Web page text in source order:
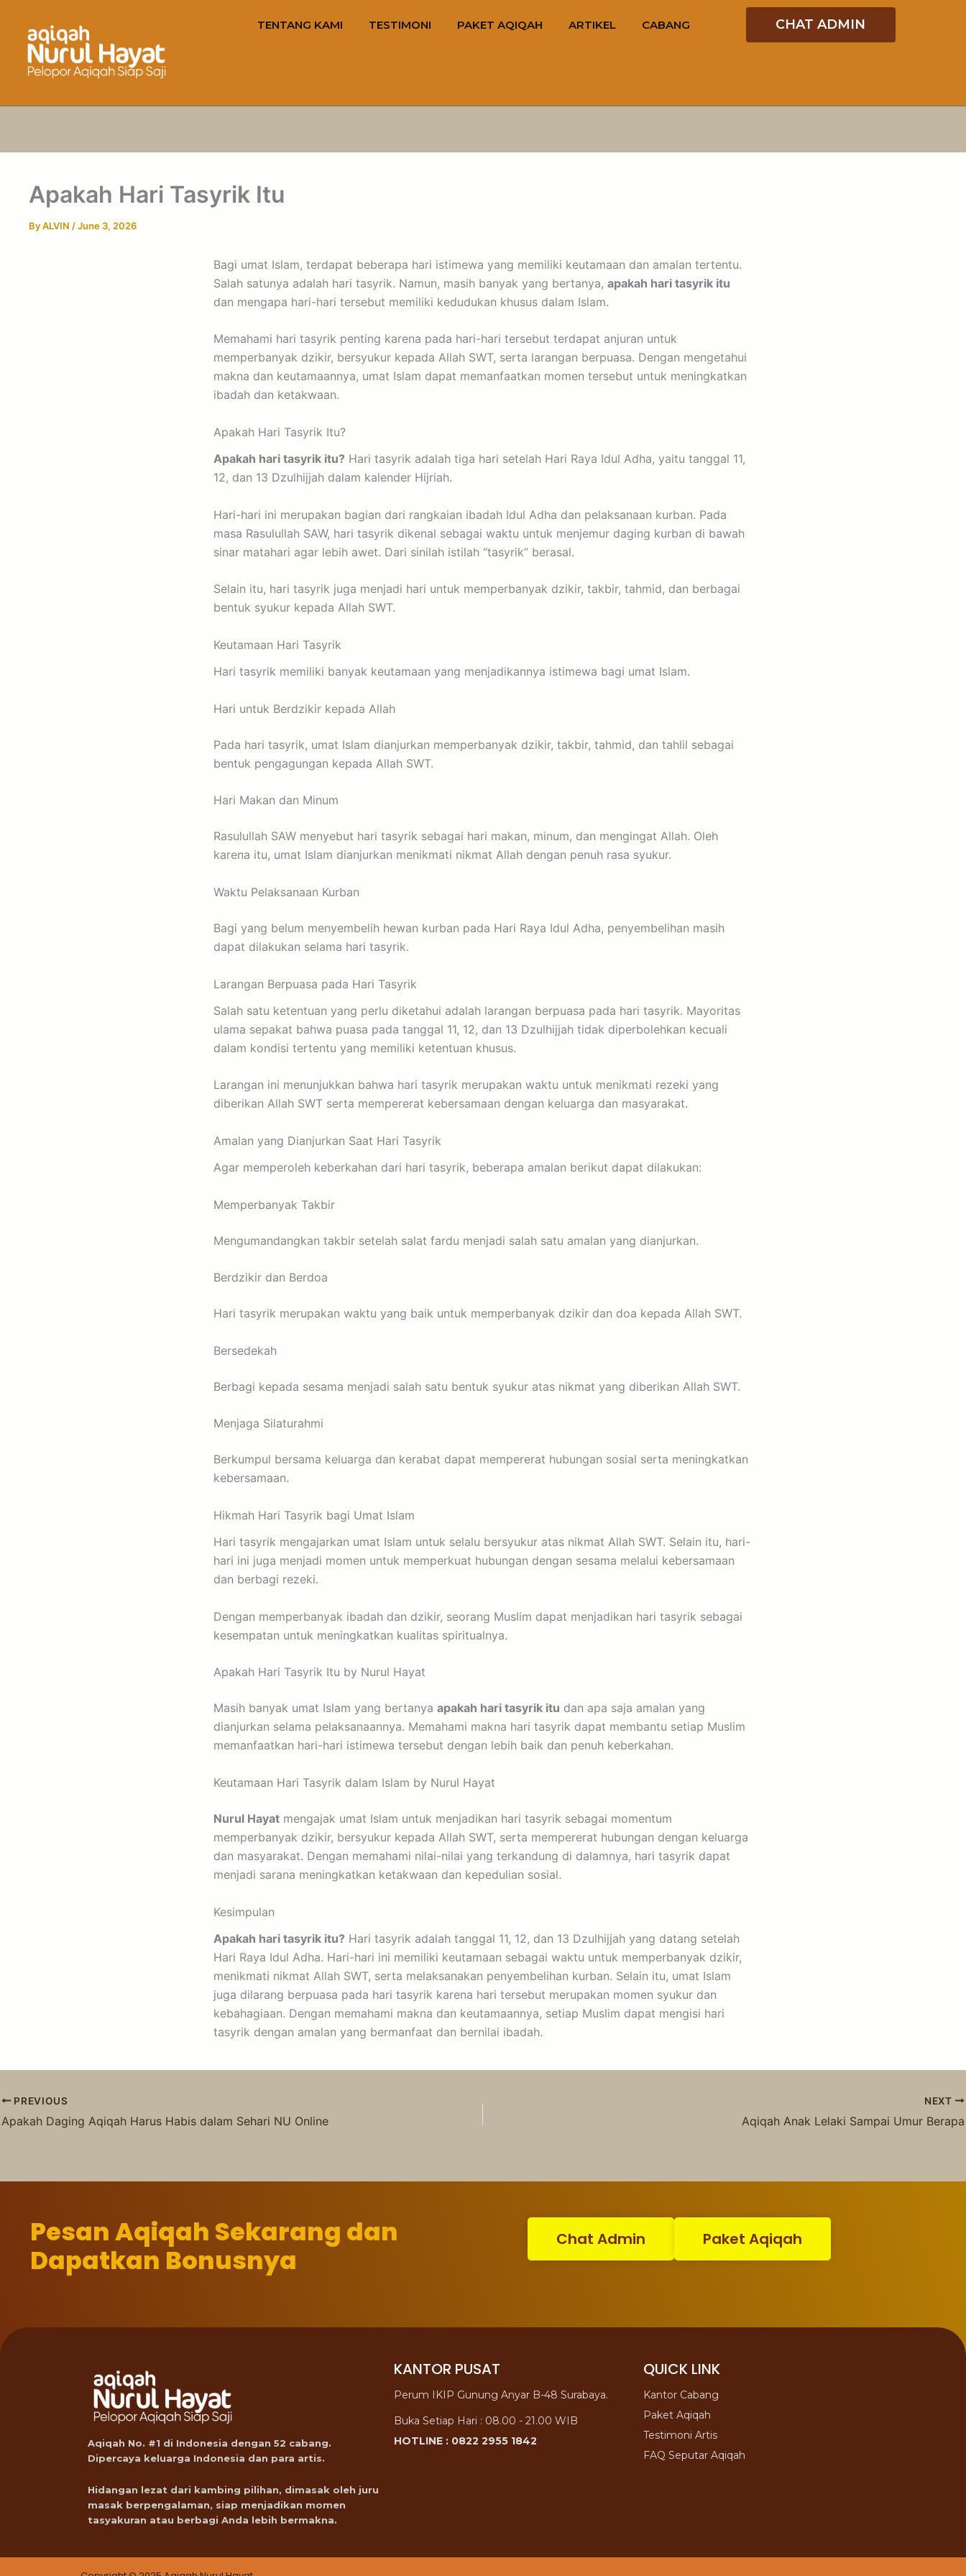
TENTANG KAMI TESTIMONI PAKET AQIQAH ARTIKEL CABANG CHAT ADMIN
Apakah Hari Tasyrik Itu
ByALVIN /June 3, 2026
Bagi umat Islam, terdapat beberapa hari istimewa yang memiliki keutamaan dan amalan tertentu.
Salah satunya adalah hari tasyrik. Namun, masih banyak yang bertanya, apakah hari tasyrik itu
dan mengapa hari-hari tersebut memiliki kedudukan khusus dalam Islam.
Memahami hari tasyrik penting karena pada hari-hari tersebut terdapat anjuran untuk
memperbanyak dzikir, bersyukur kepada Allah SWT, serta larangan berpuasa. Dengan mengetahui
makna dan keutamaannya, umat Islam dapat memanfaatkan momen tersebut untuk meningkatkan
ibadah dan ketakwaan.
Apakah Hari Tasyrik Itu?
Apakah hari tasyrik itu? Hari tasyrik adalah tiga hari setelah Hari Raya Idul Adha, yaitu tanggal 11,
12, dan 13 Dzulhijjah dalam kalender Hijriah.
Hari-hari ini merupakan bagian dari rangkaian ibadah Idul Adha dan pelaksanaan kurban. Pada
masa Rasulullah SAW, hari tasyrik dikenal sebagai waktu untuk menjemur daging kurban di bawah
sinar matahari agar lebih awet. Dari sinilah istilah “tasyrik” berasal.
Selain itu, hari tasyrik juga menjadi hari untuk memperbanyak dzikir, takbir, tahmid, dan berbagai
bentuk syukur kepada Allah SWT.
Keutamaan Hari Tasyrik
Hari tasyrik memiliki banyak keutamaan yang menjadikannya istimewa bagi umat Islam.
Hari untuk Berdzikir kepada Allah
Pada hari tasyrik, umat Islam dianjurkan memperbanyak dzikir, takbir, tahmid, dan tahlil sebagai
bentuk pengagungan kepada Allah SWT.
Hari Makan dan Minum
Rasulullah SAW menyebut hari tasyrik sebagai hari makan, minum, dan mengingat Allah. Oleh
karena itu, umat Islam dianjurkan menikmati nikmat Allah dengan penuh rasa syukur.
Waktu Pelaksanaan Kurban
Bagi yang belum menyembelih hewan kurban pada Hari Raya Idul Adha, penyembelihan masih
dapat dilakukan selama hari tasyrik.
Larangan Berpuasa pada Hari Tasyrik
Salah satu ketentuan yang perlu diketahui adalah larangan berpuasa pada hari tasyrik. Mayoritas
ulama sepakat bahwa puasa pada tanggal 11, 12, dan 13 Dzulhijjah tidak diperbolehkan kecuali
dalam kondisi tertentu yang memiliki ketentuan khusus.
Larangan ini menunjukkan bahwa hari tasyrik merupakan waktu untuk menikmati rezeki yang
diberikan Allah SWT serta mempererat kebersamaan dengan keluarga dan masyarakat.
Amalan yang Dianjurkan Saat Hari Tasyrik
Agar memperoleh keberkahan dari hari tasyrik, beberapa amalan berikut dapat dilakukan:
Memperbanyak Takbir
Mengumandangkan takbir setelah salat fardu menjadi salah satu amalan yang dianjurkan.
Berdzikir dan Berdoa
Hari tasyrik merupakan waktu yang baik untuk memperbanyak dzikir dan doa kepada Allah SWT.
Bersedekah
Berbagi kepada sesama menjadi salah satu bentuk syukur atas nikmat yang diberikan Allah SWT.
Menjaga Silaturahmi
Berkumpul bersama keluarga dan kerabat dapat mempererat hubungan sosial serta meningkatkan
kebersamaan.
Hikmah Hari Tasyrik bagi Umat Islam
Hari tasyrik mengajarkan umat Islam untuk selalu bersyukur atas nikmat Allah SWT. Selain itu, hari-
hari ini juga menjadi momen untuk memperkuat hubungan dengan sesama melalui kebersamaan
dan berbagi rezeki.
Dengan memperbanyak ibadah dan dzikir, seorang Muslim dapat menjadikan hari tasyrik sebagai
kesempatan untuk meningkatkan kualitas spiritualnya.
Apakah Hari Tasyrik Itu by Nurul Hayat
Masih banyak umat Islam yang bertanya apakah hari tasyrik itu dan apa saja amalan yang
dianjurkan selama pelaksanaannya. Memahami makna hari tasyrik dapat membantu setiap Muslim
memanfaatkan hari-hari istimewa tersebut dengan lebih baik dan penuh keberkahan.
Keutamaan Hari Tasyrik dalam Islam by Nurul Hayat
Nurul Hayat mengajak umat Islam untuk menjadikan hari tasyrik sebagai momentum
memperbanyak dzikir, bersyukur kepada Allah SWT, serta mempererat hubungan dengan keluarga
dan masyarakat. Dengan memahami nilai-nilai yang terkandung di dalamnya, hari tasyrik dapat
menjadi sarana meningkatkan ketakwaan dan kepedulian sosial.
Kesimpulan
Apakah hari tasyrik itu? Hari tasyrik adalah tanggal 11, 12, dan 13 Dzulhijjah yang datang setelah
Hari Raya Idul Adha. Hari-hari ini memiliki keutamaan sebagai waktu untuk memperbanyak dzikir,
menikmati nikmat Allah SWT, serta melaksanakan penyembelihan kurban. Selain itu, umat Islam
juga dilarang berpuasa pada hari tasyrik karena hari tersebut merupakan momen syukur dan
kebahagiaan. Dengan memahami makna dan keutamaannya, setiap Muslim dapat mengisi hari
tasyrik dengan amalan yang bermanfaat dan bernilai ibadah.
PREVIOUS
Apakah Daging Aqiqah Harus Habis dalam Sehari NU Online
NEXT
Aqiqah Anak Lelaki Sampai Umur Berapa
Pesan Aqiqah Sekarang dan
Dapatkan Bonusnya
Chat Admin Paket Aqiqah
Aqiqah No. #1 di Indonesia dengan 52 cabang.
Dipercaya keluarga Indonesia dan para artis.
Hidangan lezat dari kambing pilihan, dimasak oleh juru
masak berpengalaman, siap menjadikan momen
tasyakuran atau berbagi Anda lebih bermakna.
KANTOR PUSAT
Perum IKIP Gunung Anyar B-48 Surabaya.
Buka Setiap Hari : 08.00 - 21.00 WIB
HOTLINE : 0822 2955 1842
QUICK LINK
Kantor Cabang
Paket Aqiqah
Testimoni Artis
FAQ Seputar Aqiqah